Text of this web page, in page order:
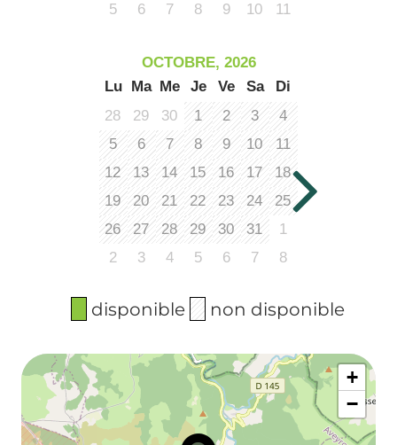
5
6 7 8 9 10 11
OCTOBRE, 2026
Lu
Ma Me Je Ve Sa
Di
28
29 30 1 2 3
4
5
6 7 8 9 10
11
12
13 14 15 16 17
18
19
20 21 22 23 24
25
26
27 28 29 30 31
1
2
3 4 5 6 7 8
disponible non disponible
+
−